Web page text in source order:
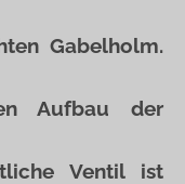
Gabelholm.
Aufbau der
Ventil ist